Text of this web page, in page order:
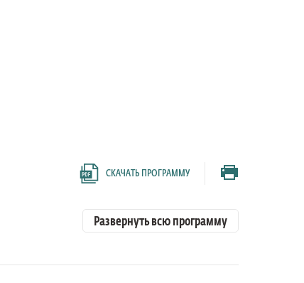
СКАЧАТЬ ПРОГРАММУ
Развернуть всю программу